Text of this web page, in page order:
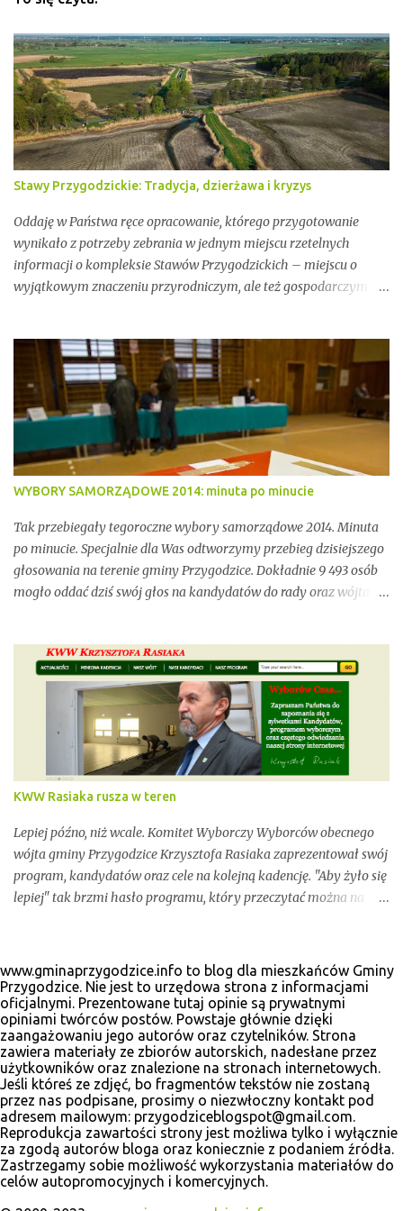
Stawy Przygodzickie: Tradycja, dzierżawa i kryzys
Oddaję w Państwa ręce opracowanie, którego przygotowanie
wynikało z potrzeby zebrania w jednym miejscu rzetelnych
informacji o kompleksie Stawów Przygodzickich – miejscu o
wyjątkowym znaczeniu przyrodniczym, ale też gospodarczym i
elementem ekosystemu Doliny Baryczy. W ostatnich latach stały
się jednak również przedmiotem konfliktów, napięć i realnych
zagrożeń związanych z brakiem ciągłości dzierżawy oraz
niewystarczającym wsparciem instytucjonalnym.
WYBORY SAMORZĄDOWE 2014: minuta po minucie
Tak przebiegały tegoroczne wybory samorządowe 2014. Minuta
po minucie. Specjalnie dla Was odtworzymy przebieg dzisiejszego
głosowania na terenie gminy Przygodzice. Dokładnie 9 493 osób
mogło oddać dziś swój głos na kandydatów do rady oraz wójta.
uważać. Incydentów podczas głosowania nie brakowało.
Wszystko zawarte zostanie w poniższym kalendarium.
Zaczynamy! Wystarczy, że odświeżysz stronę, a kolejne newsy
pojawią się w tym poście. Pozostańmy w stałym kontakcie.
KWW Rasiaka rusza w teren
Lepiej późno, niż wcale. Komitet Wyborczy Wyborców obecnego
wójta gminy Przygodzice Krzysztofa Rasiaka zaprezentował swój
program, kandydatów oraz cele na kolejną kadencję. "Aby żyło się
lepiej" tak brzmi hasło programu, który przeczytać można na
mijającej kadencji 2010-2014, wcześniej był członkiem zarządu
powiatu ostrowskiego i wicestarostą. Wśród kandydatów na
radnych gminnych zobaczyć wiele dobrze znanych postaci, ale
także nowe twarze. Poniżej materiały wyborcze, które udało nam
się zebrać.
www.gminaprzygodzice.info to blog dla mieszkańców Gminy
Przygodzice. Nie jest to urzędowa strona z informacjami
oficjalnymi. Prezentowane tutaj opinie są prywatnymi
opiniami twórców postów. Powstaje głównie dzięki
zaangażowaniu jego autorów oraz czytelników. Strona
zawiera materiały ze zbiorów autorskich, nadesłane przez
użytkowników oraz znalezione na stronach internetowych.
Jeśli któreś ze zdjęć, bo fragmentów tekstów nie zostaną
przez nas podpisane, prosimy o niezwłoczny kontakt pod
adresem mailowym: przygodziceblogspot@gmail.com.
Reprodukcja zawartości strony jest możliwa tylko i wyłącznie
za zgodą autorów bloga oraz koniecznie z podaniem źródła.
Zastrzegamy sobie możliwość wykorzystania materiałów do
celów autopromocyjnych i komercyjnych.